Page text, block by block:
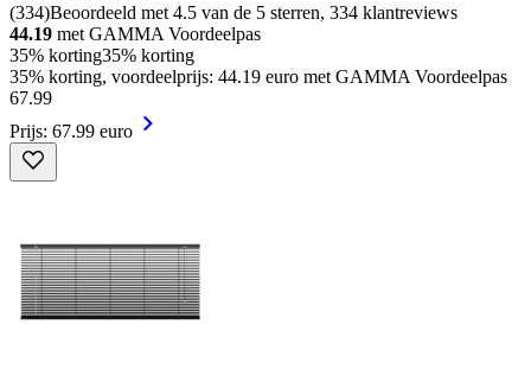
(334)Beoordeeld met 4.5 van de 5 sterren, 334 klantreviews
44.19 met GAMMA Voordeelpas
35% korting35% korting
35% korting, voordeelprijs: 44.19 euro met GAMMA Voordeelpas
67.99
Prijs: 67.99 euro